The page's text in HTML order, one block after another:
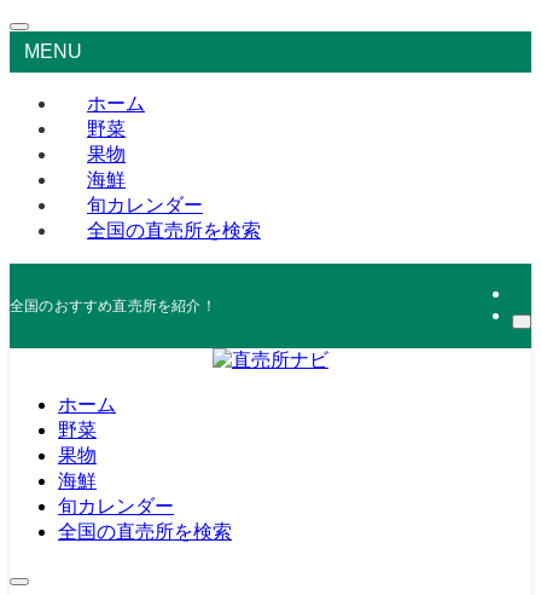
MENU
ホーム
野菜
果物
海鮮
旬カレンダー
全国の直売所を検索
全国のおすすめ直売所を紹介！
ホーム
野菜
果物
海鮮
旬カレンダー
全国の直売所を検索